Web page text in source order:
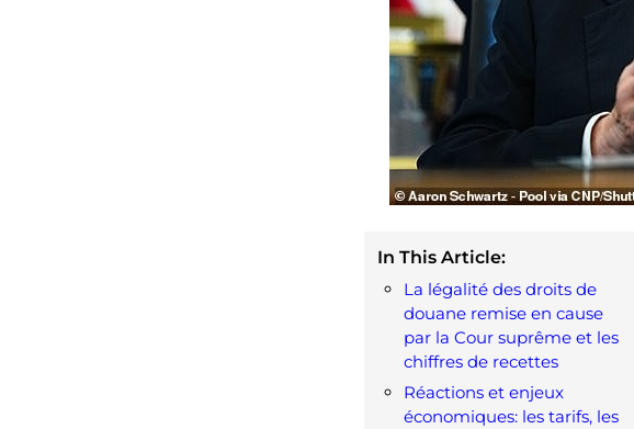
In This Article:
La légalité des droits de
douane remise en cause
par la Cour suprême et les
chiffres de recettes
Réactions et enjeux
économiques: les tarifs, les